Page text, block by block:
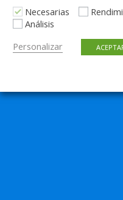
Móvil
Necesarias
Análisis
Personalizar